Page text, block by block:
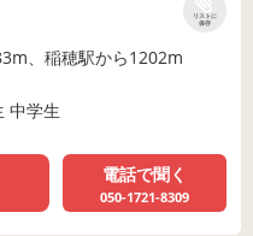
リストに
保存
、稲穂駅から1202m
中学生
電話で聞く
050-1721-8309